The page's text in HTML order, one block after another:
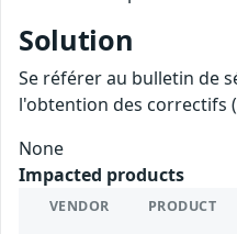
Solution
Se référer au bulletin de
l'obtention des correctifs
None
Impacted products
VENDOR PRODUCT